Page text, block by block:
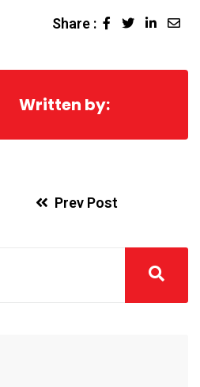
Share :
Written by:
Prev Post